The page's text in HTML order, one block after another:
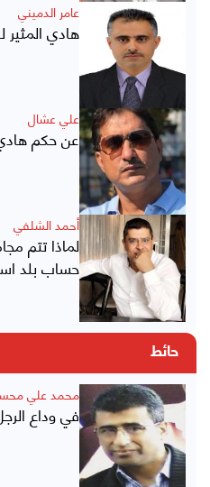
عامر الدميني
هادي المثير
علي عشال
عن حكم
أحمد الشلفي
لماذا تتم
حساب بلد
حائط
محمد علي
في وداع